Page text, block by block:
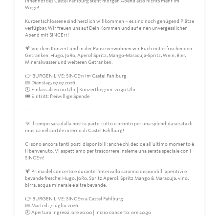
Innenhof des Castel Fahlburg steht morgen Abend also nichts mehr im
Wege!
Kurzentschlossene sind herzlich willkommen – es sind noch genügend Plätze
verfügbar. Wir freuen uns auf Dein Kommen und auf einen unvergesslichen
Abend mit SINCE11!
🍹 Vor dem Konzert und in der Pause verwöhnen wir Euch mit erfrischenden
Getränken: Hugo, JoRo, Aperol Spritz, Mango-Maracuja-Spritz, Wein, Bier,
Mineralwasser und weiteren Getränken.
👉 BURGEN LIVE: SINCE11 im Castel Fahlburg
📅 Dienstag, 07.07.2026
🕗 Einlass ab 20:00 Uhr | Konzertbeginn: 20:30 Uhr
🎟️ Eintritt: freiwillige Spende
- - - -
🌞 Il tempo sarà dalla nostra parte: tutto è pronto per una splendida serata di
musica nel cortile interno di Castel Fahlburg!
Ci sono ancora tanti posti disponibili: anche chi decide all'ultimo momento è
il benvenuto. Vi aspettiamo per trascorrere insieme una serata speciale con i
SINCE11!
🍹 Prima del concerto e durante l'intervallo saranno disponibili aperitivi e
bevande fresche: Hugo, JoRo, Spritz Aperol, Spritz Mango & Maracuja, vino,
birra, acqua minerale e altre bevande.
👉 BURGEN LIVE: SINCE11 a Castel Fahlburg
📅 Martedì 7 luglio 2026
🕗 Apertura ingressi: ore 20.00 | Inizio concerto: ore 20.30